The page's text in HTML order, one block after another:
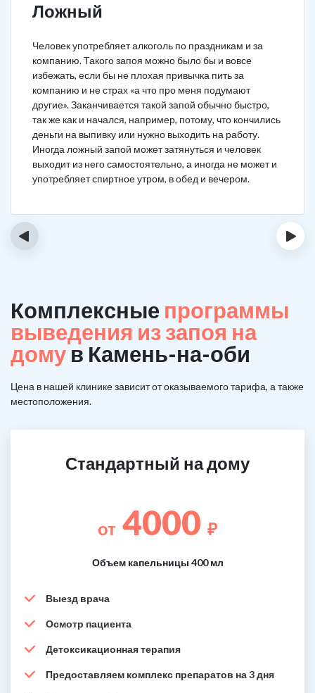
Ложный
Человек употребляет алкоголь по праздникам и за
компанию. Такого запоя можно было бы и вовсе
избежать, если бы не плохая привычка пить за
компанию и не страх «а что про меня подумают
другие». Заканчивается такой запой обычно быстро,
так же как и начался, например, потому, что кончились
деньги на выпивку или нужно выходить на работу.
Иногда ложный запой может затянуться и человек
выходит из него самостоятельно, а иногда не может и
употребляет спиртное утром, в обед и вечером.
‹ ›
Комплексные программы
выведения из запоя на
домув Камень-на-оби
Цена в нашей клинике зависит от оказываемого тарифа, а также
местоположения.
Стандартный на дому
от 4000 ₽
Объем капельницы 400 мл
Выезд врача
Осмотр пациента
Детоксикационная терапия
Предоставляем комплекс препаратов на 3 дня